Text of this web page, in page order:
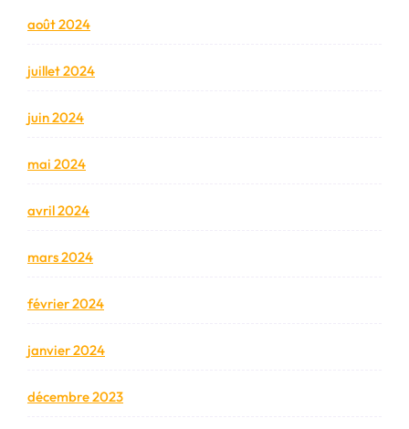
août 2024
juillet 2024
juin 2024
mai 2024
avril 2024
mars 2024
février 2024
janvier 2024
décembre 2023